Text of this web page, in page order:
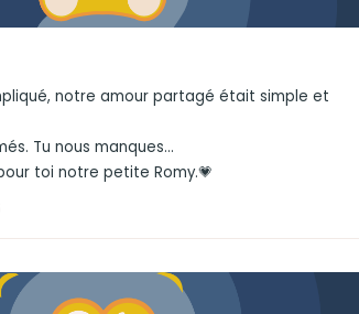
notre amour partagé était simple et
Tu nous manques...
toi notre petite Romy.💗